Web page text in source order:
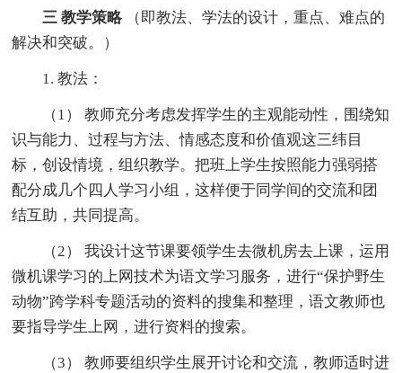
三 教学策略 （即教法、学法的设计，重点、难点的
解决和突破。）
1. 教法：
（1） 教师充分考虑发挥学生的主观能动性，围绕知
识与能力、过程与方法、情感态度和价值观这三纬目
标，创设情境，组织教学。把班上学生按照能力强弱搭
配分成几个四人学习小组，这样便于同学间的交流和团
结互助，共同提高。
（2） 我设计这节课要领学生去微机房去上课，运用
微机课学习的上网技术为语文学习服务，进行“保护野生
动物”跨学科专题活动的资料的搜集和整理，语文教师也
要指导学生上网，进行资料的搜索。
（3） 教师要组织学生展开讨论和交流，教师适时进